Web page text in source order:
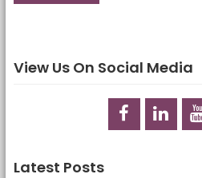
View Us On Social Media
Latest Posts